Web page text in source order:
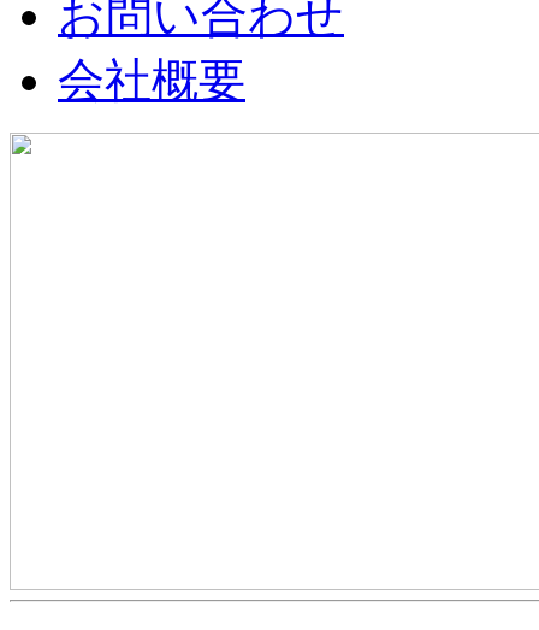
お問い合わせ
会社概要